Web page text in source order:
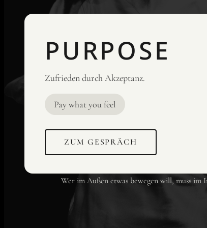
PURPOSE
Zufrieden durch Akzeptanz.
Pay what you feel
ZUM GESPRÄCH
Wer im Außen etwas bewegen will, muss im